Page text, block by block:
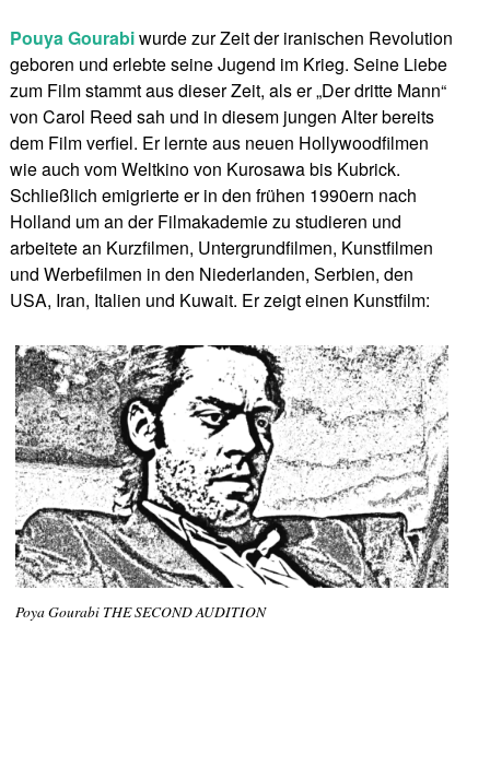
Pouya Gourabiwurde zur Zeit der iranischen Revolution
geboren und erlebte seine Jugend im Krieg. Seine Liebe
zum Film stammt aus dieser Zeit, als er „Der dritte Mann“
von Carol Reed sah und in diesem jungen Alter bereits
dem Film verfiel. Er lernte aus neuen Hollywoodfilmen
wie auch vom Weltkino von Kurosawa bis Kubrick.
Schließlich emigrierte er in den frühen 1990ern nach
Holland um an der Filmakademie zu studieren und
arbeitete an Kurzfilmen, Untergrundfilmen, Kunstfilmen
und Werbefilmen in den Niederlanden, Serbien, den
USA, Iran, Italien und Kuwait. Er zeigt einen Kunstfilm:
Poya Gourabi THE SECOND AUDITION